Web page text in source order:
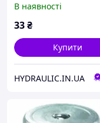
UNF/SAE, поштучно,
UNF/SAE | UMETA
В наявності
33₴
Купити
HYDRAULIC.IN.UA